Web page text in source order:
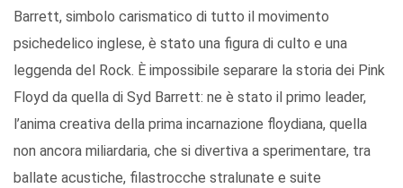
Barrett, simbolo carismatico di tutto il movimento
psichedelico inglese, è stato una figura di culto e una
leggenda del Rock. È impossibile separare la storia dei Pink
Floyd da quella di Syd Barrett: ne è stato il primo leader,
l’anima creativa della prima incarnazione floydiana, quella
non ancora miliardaria, che si divertiva a sperimentare, tra
ballate acustiche, filastrocche stralunate e suite